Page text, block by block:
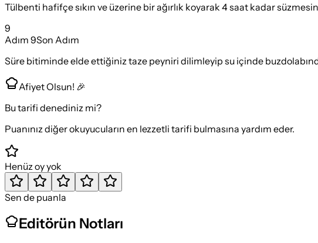
Tülbenti hafifçe sıkın ve üzerine bir ağırlık koyarak 4 saat kadar
9
Adım 9Son Adım
Süre bitiminde elde ettiğiniz taze peyniri dilimleyip su içinde
Afiyet Olsun! 🎉
Bu tarifi denediniz mi?
Puanınız diğer okuyucuların en lezzetli tarifi bulmasına yardım eder.
Henüz oy yok
Sen de puanla
Editörün Notları